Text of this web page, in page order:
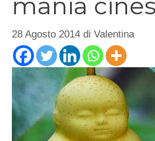
28 Agosto 2014 di Valentina